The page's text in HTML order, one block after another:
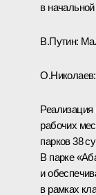
в
В.Путин:
О.Николаев:
Реализация
рабочих
парков 38
В парке
и
в рамках